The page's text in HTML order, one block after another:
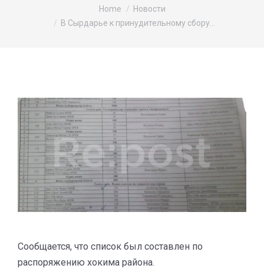
Home
Новости
В Сырдарье к принудительному сбору…
Сообщается, что список был составлен по
распоряжению хокима района.